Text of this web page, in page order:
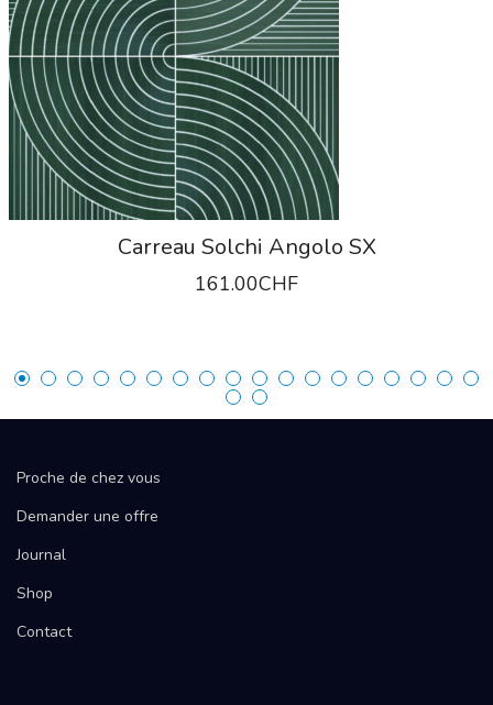
Carreau Solchi Angolo SX
161.00CHF
Proche de chez vous
Demander une offre
Journal
Shop
Contact